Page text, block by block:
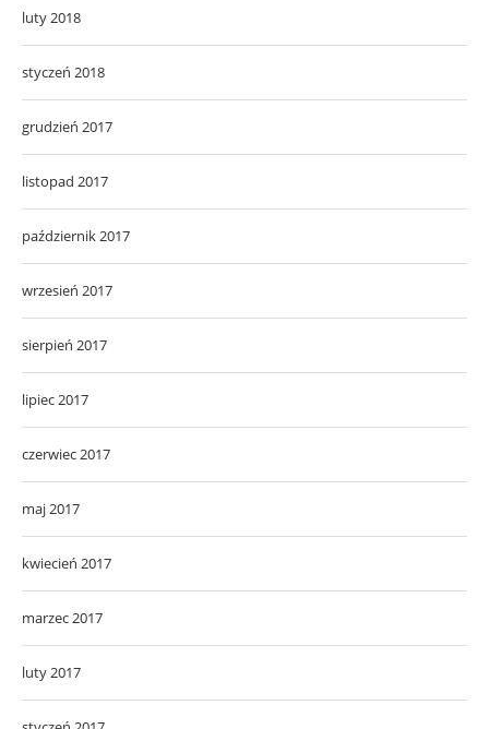
luty 2018
styczeń 2018
grudzień 2017
listopad 2017
październik 2017
wrzesień 2017
sierpień 2017
lipiec 2017
czerwiec 2017
maj 2017
kwiecień 2017
marzec 2017
luty 2017